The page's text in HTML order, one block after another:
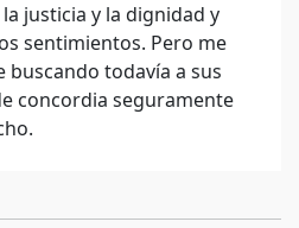
justicia y la dignidad y
sentimientos. Pero me
todavía a sus
concordia seguramente